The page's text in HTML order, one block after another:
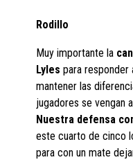
Rodillo
Muy importante la
Lyles para responder
mantener las
jugadores se vengan
Nuestra defensa
este cuarto de cinco
para con un mate